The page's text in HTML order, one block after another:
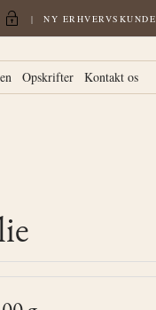
NY ERHVERVSKUNDE
Opskrifter Kontakt os